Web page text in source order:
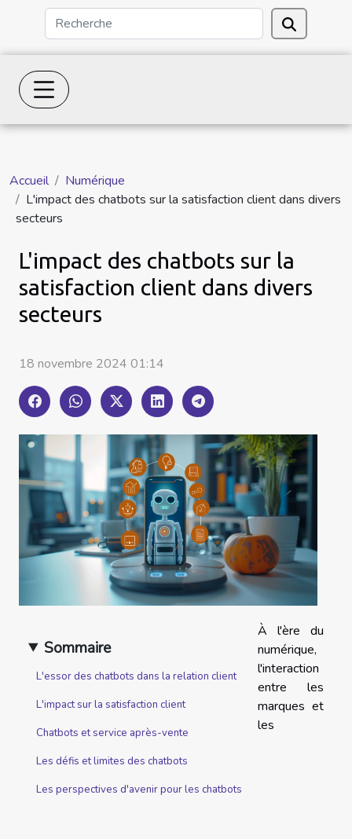
Accueil
Numérique
L'impact des chatbots sur la satisfaction client dans divers
secteurs
L'impact des chatbots sur la
satisfaction client dans divers
secteurs
18 novembre 2024 01:14
Sommaire
L'essor des chatbots dans la relation client
L'impact sur la satisfaction client
Chatbots et service après-vente
Les défis et limites des chatbots
Les perspectives d'avenir pour les chatbots
À l'ère du
numérique,
l'interaction
entre les
marques et
les